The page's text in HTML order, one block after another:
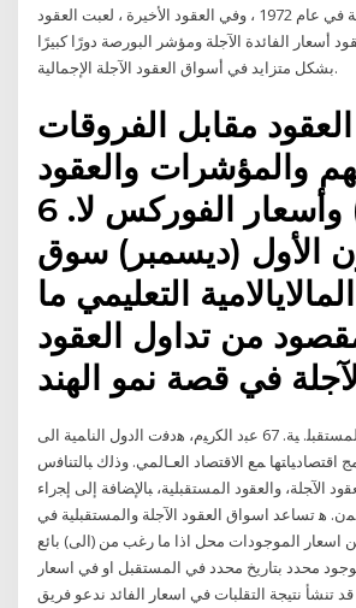
العقود الآجلة المالية في عام 1972 ، وفي العقود الأخيرة ، لعبت العقود
أسعار الفائدة الآجلة ومؤشر البورصة دورًا كبيرًا
بشكل متزايد في أسواق العقود الآجلة الإجمالية.
مقابل الفروقات
والمؤشرات والعقود
الآجلة) وأسعار الفوركس لا. 6
الأول (ديسمبر) سوق
التعليمي ما
من تداول العقود
ﺃﻋﻀﺎﺀ ﺃﺴﻭﺍﻕ ﺍﻟﻌﻘﻭﺩ ﺍﻟﻤﺴﺘﻘﺒﻠ. ﻴﺔ. 67 ﻋﺒﺩ ﺍﻟﻜﺭﻴﻡ، ﻫﺩﻓﺕ ﺍﻟﺩﻭل ﺍﻟﻨﺎﻤﻴﺔ ﺍﻟﻰ
ﺍﻗﺘﺼﺎﺩﻴﺎﺘﻬﺎ ﻤﻊ ﺍﻻﻗﺘﺼﺎﺩ ﺍﻟﻌـﺎﻟﻤﻲ. ﻭﺫﻟﻙ ﺒﺎﻟﺘﻨﺎﻓﺱ
ﺍﻵﺠﻠﺔ، ﻭﺍﻟﻌﻘﻭﺩ ﺍﻟﻤﺴﺘﻘﺒﻠﻴﺔ، ﺒﺎﻹﻀﺎﻓﺔ ﺇﻟﻰ ﺇﺠﺭﺍﺀ
ﻫ تساعد اسواق العقود الآجلة والمستقبلية في
اسعار الموجودات محل اذا ما رغب من (الى) بائع
محدد بتاريخ محدد في المستقبل او في اسعار
قد تنشأ نتيجة التقلبات في اسعار الفائد ندعو فريق